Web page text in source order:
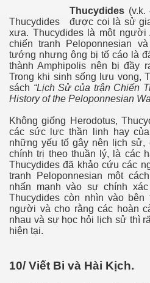
Thucydides
Thucydides
được coi là sử
xưa. Thucydides là một người
chiến tranh Peloponnesian
tướng nhưng ông bị tố cáo là
thành Amphipolis nên bị đầy
Trong khi sinh sống lưu vong,
sách “Lịch Sử của trận Chiến
History of the Peloponnesian
Không giống Herodotus,
các sức lực thần linh hay
những yếu tố gây nên lịch sử,
chính trị theo thuần lý, là các
Thucydides đã khảo cứu các
tranh Peloponnesian một
nhấn mạnh vào sự chính
Thucydides còn nhìn vào bên
người và cho rằng các hoàn
nhau và sự học hỏi lịch sử thì
hiện tại.
10/ Viết Bi và Hài Kịch.